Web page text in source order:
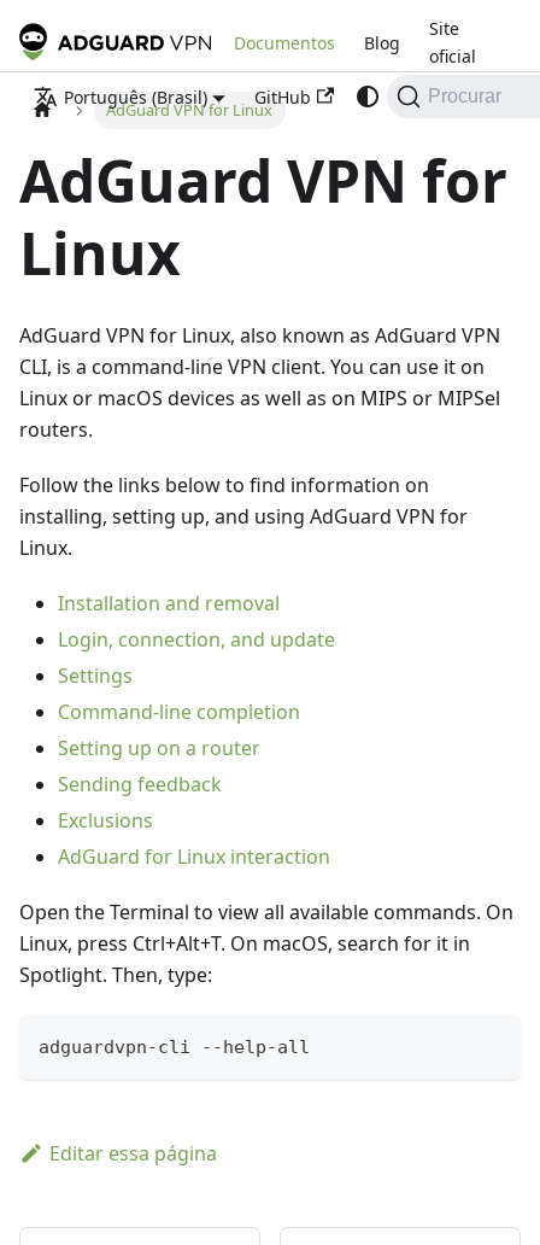
Documentos Blog
Site
oficial
Português (Brasil)
GitHub Procurar
AdGuard VPN for Linux
AdGuard VPN for
Linux
AdGuard VPN for Linux, also known as AdGuard VPN
CLI, is a command-line VPN client. You can use it on
Linux or macOS devices as well as on MIPS or MIPSel
routers.
Follow the links below to find information on
installing, setting up, and using AdGuard VPN for
Linux.
Installation and removal
Login, connection, and update
Settings
Command-line completion
Setting up on a router
Sending feedback
Exclusions
AdGuard for Linux interaction
Open the Terminal to view all available commands. On
Linux, press Ctrl+Alt+T. On macOS, search for it in
Spotlight. Then, type:
adguardvpn-cli --help-all
Editar essa página